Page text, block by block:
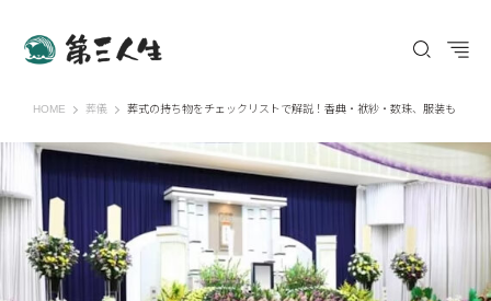
HOME 第三人生 〜寄り道の歩き方〜
葬儀 葬式の持ち物をチェックリストで解説！香典・袱紗・数珠、服装も